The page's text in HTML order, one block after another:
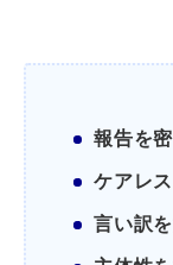
報告を
ケアレ
言い訳